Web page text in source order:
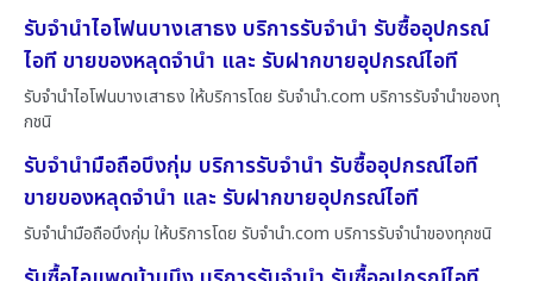
รับจำนำไอโฟนบางเสาธง บริการรับจำนำ รับซื้ออุปกรณ์
ไอที ขายของหลุดจำนำ และ รับฝากขายอุปกรณ์ไอที
รับจำนำไอโฟนบางเสาธง ให้บริการโดย รับจํานํา.com บริการรับจำนำของทุ
กชนิ
รับจำนำมือถือบึงกุ่ม บริการรับจำนำ รับซื้ออุปกรณ์ไอที
ขายของหลุดจำนำ และ รับฝากขายอุปกรณ์ไอที
รับจำนำมือถือบึงกุ่ม ให้บริการโดย รับจํานํา.com บริการรับจำนำของทุกชนิ